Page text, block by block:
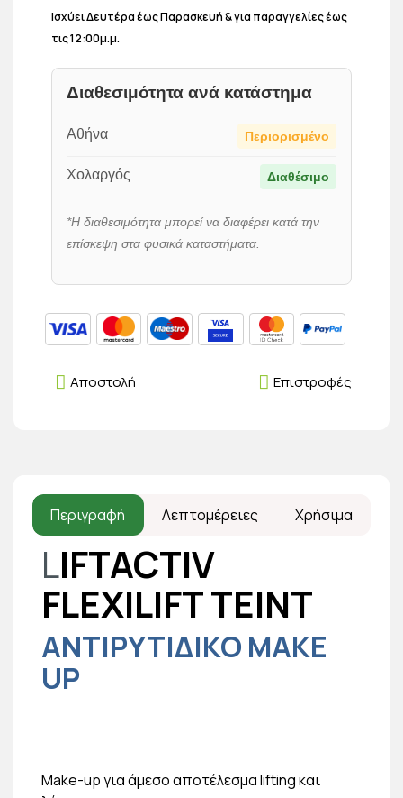
Ισχύει Δευτέρα έως Παρασκευή & για παραγγελίες έως
τις 12:00μ.μ.
Διαθεσιμότητα ανά κατάστημα
Αθήνα Περιορισμένο
Χολαργός Διαθέσιμο
*Η διαθεσιμότητα μπορεί να διαφέρει κατά την
επίσκεψη στα φυσικά καταστήματα.
Επιστροφές
Αποστολή
Περιγραφή Λεπτομέρειες Χρήσιμα
LIFTACTIV
FLEXILIFT TEINT
ΑΝΤΙΡΥΤΙΔΙΚΟ MAKE
UP
Make-up για άμεσο αποτέλεσμα lifting και